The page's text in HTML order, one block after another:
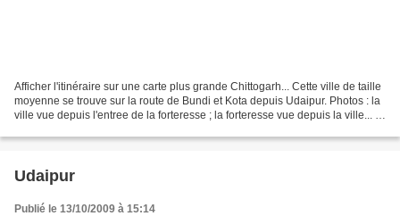
Afficher l'itinéraire sur une carte plus grande Chittogarh... Cette ville de taille
moyenne se trouve sur la route de Bundi et Kota depuis Udaipur. Photos : la
ville vue depuis l'entree de la forteresse ; la forteresse vue depuis la ville... le
Udaipur
Publié le 13/10/2009 à 15:14